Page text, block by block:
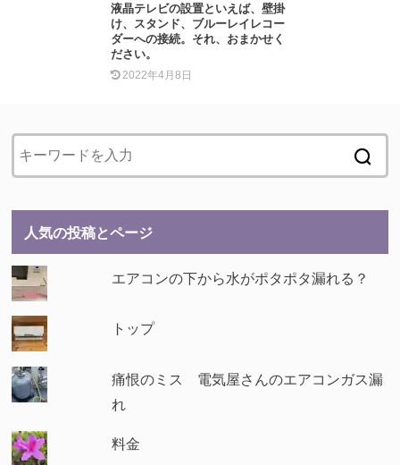
液晶テレビの設置といえば、壁掛
け、スタンド、ブルーレイレコー
ダーへの接続。それ、おまかせく
ださい。
2022年4月8日
人気の投稿とページ
エアコンの下から水がポタポタ漏れる？
トップ
痛恨のミス 電気屋さんのエアコンガス漏
れ
料金